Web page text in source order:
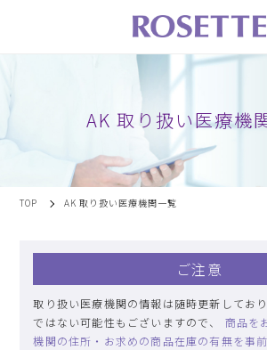
AK 取り扱い医療機
TOP AK 取り扱い医療機関一覧
ご注意
取り扱い医療機関の情報は随時更新してお
ではない可能性もございますので、 商品を
機関の住所・お求めの商品在庫の有無を事